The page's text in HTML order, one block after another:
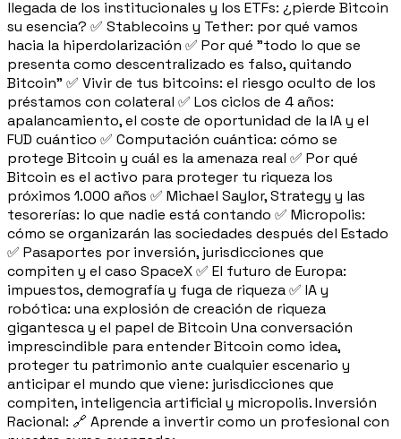
llegada de los institucionales y los ETFs: ¿pierde Bitcoin
su esencia? ✅ Stablecoins y Tether: por qué vamos
hacia la hiperdolarización ✅ Por qué "todo lo que se
presenta como descentralizado es falso, quitando
Bitcoin" ✅ Vivir de tus bitcoins: el riesgo oculto de los
préstamos con colateral ✅ Los ciclos de 4 años:
apalancamiento, el coste de oportunidad de la IA y el
FUD cuántico ✅ Computación cuántica: cómo se
protege Bitcoin y cuál es la amenaza real ✅ Por qué
Bitcoin es el activo para proteger tu riqueza los
próximos 1.000 años ✅ Michael Saylor, Strategy y las
tesorerías: lo que nadie está contando ✅ Micropolis:
cómo se organizarán las sociedades después del Estado
✅ Pasaportes por inversión, jurisdicciones que
compiten y el caso SpaceX ✅ El futuro de Europa:
impuestos, demografía y fuga de riqueza ✅ IA y
robótica: una explosión de creación de riqueza
gigantesca y el papel de Bitcoin Una conversación
imprescindible para entender Bitcoin como idea,
proteger tu patrimonio ante cualquier escenario y
anticipar el mundo que viene: jurisdicciones que
compiten, inteligencia artificial y micropolis. Inversión
Racional: 🔗 Aprende a invertir como un profesional con